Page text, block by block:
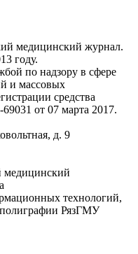
медицинский журнал.
году.
по надзору в сфере
и массовых
средства
от 07 марта 2017.
д. 9
медицинский
технологий,
РязГМУ